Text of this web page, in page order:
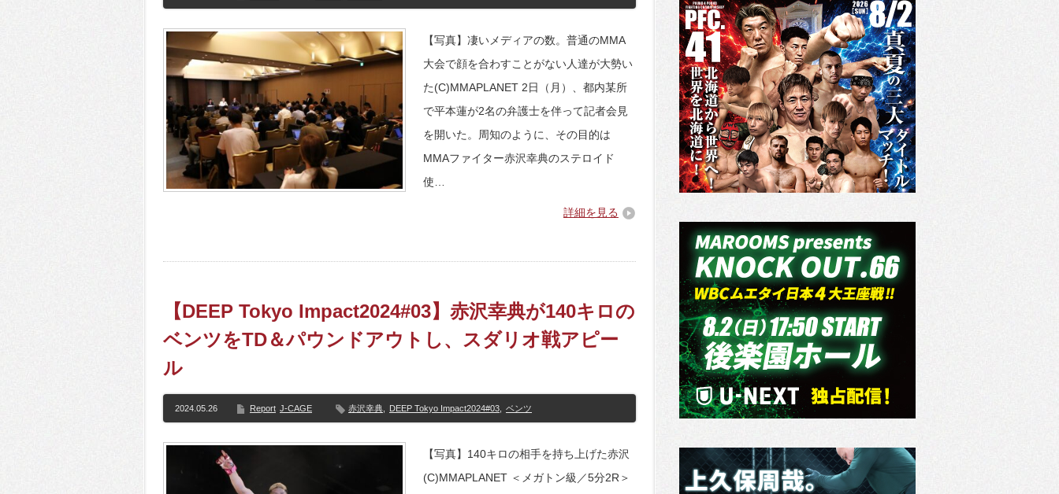
【写真】凄いメディアの数。普通のMMA
大会で顔を合わすことがない人達が大勢い
た(C)MMAPLANET 2日（月）、都内某所
で平本蓮が2名の弁護士を伴って記者会見
を開いた。周知のように、その目的は
MMAファイター赤沢幸典のステロイド
使…
詳細を見る
【DEEP Tokyo Impact2024#03】赤沢幸典が140キロの
ベンツをTD＆パウンドアウトし、スダリオ戦アピー
ル
2024.05.26 Report J-CAGE 赤沢幸典 DEEP Tokyo Impact2024#03 ベンツ
【写真】140キロの相手を持ち上げた赤沢
(C)MMAPLANET ＜メガトン級／5分2R＞